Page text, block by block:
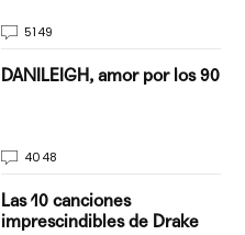
5149
DANILEIGH, amor por los 90
4048
Las 10 canciones
imprescindibles de Drake